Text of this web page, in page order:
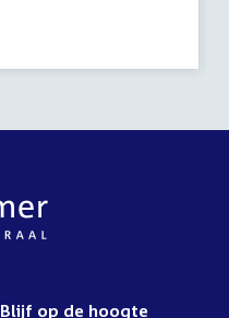
Blijf op de hoogte